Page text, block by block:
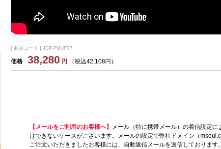
[ 商品コード ] JCP-TMUF07
価格 38,280 円 （税込42,108円）
【メールをご利用のお客様へ】
メール（特に携帯メール）の着信設定
けできないケースがございます。メールの設定で弊社ドメイン（
ご注文いただきましたお客様には、自動返信メールを送信しておりま